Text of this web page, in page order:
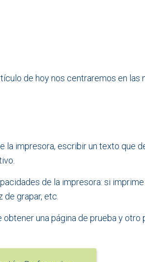
de hoy nos centraremos en las
la impresora, escribir un texto que
de la impresora: si imprime
grapar, etc.
una página de prueba y otro